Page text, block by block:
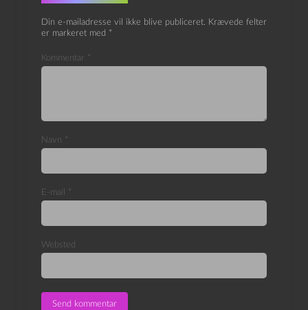
Din e-mailadresse vil ikke blive publiceret. Krævede felter
er markeret med *
Kommentar *
Navn *
E-mail *
Websted